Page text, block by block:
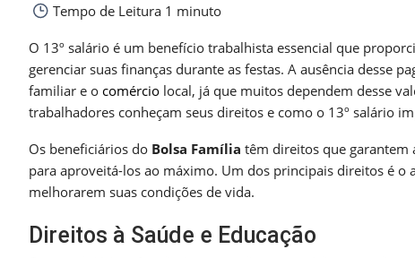
Tempo de Leitura 1 minuto
O 13º salário é um benefício trabalhista essencial que
gerenciar suas finanças durante as festas. A ausência desse
familiar e o comércio local, já que muitos dependem desse
trabalhadores conheçam seus direitos e como o 13º salário
Os beneficiários do Bolsa Família têm direitos que garantem
para aproveitá-los ao máximo. Um dos principais direitos é o
melhorarem suas condições de vida.
Direitos à Saúde e Educação